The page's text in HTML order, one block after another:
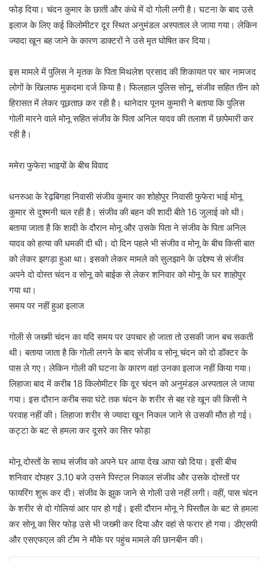
फोड़ दिया। चंदन कुमार के छाती और कंधे में दो गोली लगी है। घटना के बाद उसे
इलाज के लिए कई किलोमीटर दूर स्थित अनुमंडल अस्पताल ले जाया गया। लेकिन
ज्यादा खून बह जाने के कारण डाक्टरों ने उसे मृत घोषित कर दिया।
इस मामले में पुलिस ने मृतक के पिता मिथलेश प्रसाद की शिकायत पर चार नामजद
लोगों के खिलाफ मुकदमा दर्ज किया है। फिलहाल पुलिस सोनू, संजीव सहित तीन को
हिरासत में लेकर पूछताछ कर रही है। थानेदार पूनम कुमारी ने बताया कि पुलिस
गोली मारने वाले मोनू सहित संजीव के पिता अनिल यादव की तलाश में छापेमारी कर
रही है।
ममेरा फुफेरा भाइयों के बीच विवाद
धनरुआ के रेढ़बिगहा निवासी संजीव कुमार का शोहोपुर निवासी फुफेरा भाई मोनू
कुमार से दुश्मनी चल रही है। संजीव की बहन की शादी बीते 16 जुलाई को थी।
बताया जाता है कि शादी के दौरान मोनू और उसके पिता ने संजीव के पिता अनिल
यादव को हत्या की धमकी दी थी। दो दिन पहले भी संजीव व मोनू के बीच किसी बात
को लेकर झगड़ा हुआ था। इसको लेकर मामले को सुलझाने के उद्देश्य से संजीव
अपने दो दोस्त चंदन व सोनू को बाईक से लेकर शनिवार को मोनू के घर शाहोपुर
गया था।
समय पर नहीं हुआ इलाज
गोली से जख्मी चंदन का यदि समय पर उपचार हो जाता तो उसकी जान बच सकती
थी। बताया जाता है कि गोली लगने के बाद संजीव व सोनू चंदन को दो डॉक्टर के
पास ले गए। लेकिन गोली की घटना के कारण वहां उनका इलाज नहीं किया गया।
लिहाजा बाद में करीब 18 किलोमीटर कि दूर चंदन को अनुमंडल अस्पताल ले जाया
गया। इस दौरान करीब सवा घंटे तक चंदन के शरीर से बह रहे खून की किसी ने
परवाह नहीं की। लिहाजा शरीर से ज्यादा खून निकल जाने से उसकी मौत हो गई।
कट्टा के बट से हमला कर दूसरे का सिर फोड़ा
मोनू दोस्तों के साथ संजीव को अपने घर आया देख आपा खो दिया। इसी बीच
शनिवार दोपहर 3.10 बजे उसने पिस्टल निकाल संजीव और उसके दोस्तों पर
फायरिंग शुरू कर दी। संजीव के झुक जाने से गोली उसे नहीं लगी। वहीं, पास चंदन
के शरीर से दो गोलियां आर पार हो गईं। इसी दौरान मोनू ने पिस्तौल के बट से हमला
कर सोनू का सिर फोड़ उसे भी जख्मी कर दिया और वहां से फरार हो गया। डीएसपी
और एसएफएल की टीम ने मौके पर पहुंच मामले की छानबीन की।